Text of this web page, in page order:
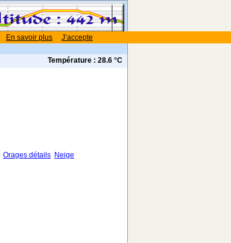
Température : 28.6 °C
Orages détails Neige
En savoir plus J’accepte